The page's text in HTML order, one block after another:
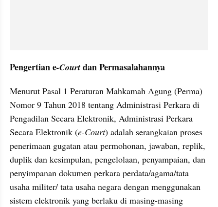
Pengertian e-Court dan Permasalahannya
Menurut Pasal 1 Peraturan Mahkamah Agung (Perma)
Nomor 9 Tahun 2018 tentang Administrasi Perkara di
Pengadilan Secara Elektronik, Administrasi Perkara
Secara Elektronik (e-Court) adalah serangkaian proses
penerimaan gugatan atau permohonan, jawaban, replik,
duplik dan kesimpulan, pengelolaan, penyampaian, dan
penyimpanan dokumen perkara perdata/agama/tata
usaha militer/ tata usaha negara dengan menggunakan
sistem elektronik yang berlaku di masing-masing